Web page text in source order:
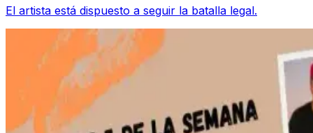
El artista está dispuesto a seguir la batalla legal.